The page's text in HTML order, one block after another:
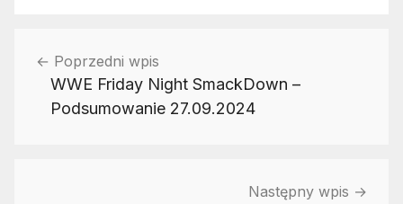
wpisu
Poprzedni wpis
WWE Friday Night SmackDown –
Podsumowanie 27.09.2024
Następny wpis